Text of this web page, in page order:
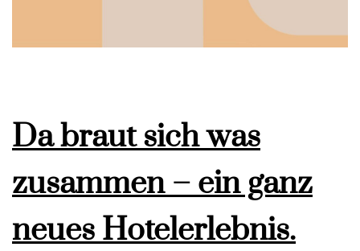
Da braut sich was
zusammen – ein ganz
neues Hotelerlebnis.